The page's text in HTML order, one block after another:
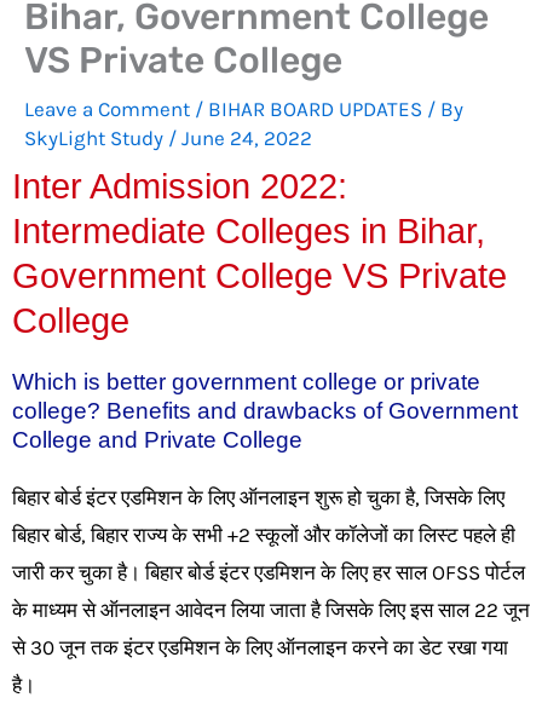
Bihar, Government College
VS Private College
Leave a Comment / BIHAR BOARD UPDATES / By
SkyLight Study / June 24, 2022
Inter Admission 2022:
Intermediate Colleges in Bihar,
Government College VS Private
College
Which is better government college or private
college? Benefits and drawbacks of Government
College and Private College
बिहार बोर्ड इंटर एडमिशन के लिए ऑनलाइन शुरू हो चुका है, जिसके लिए
बिहार बोर्ड, बिहार राज्य के सभी +2 स्कूलों और कॉलेजों का लिस्ट पहले ही
जारी कर चुका है। बिहार बोर्ड इंटर एडमिशन के लिए हर साल OFSS पोर्टल
के माध्यम से ऑनलाइन आवेदन लिया जाता है जिसके लिए इस साल 22 जून
से 30 जून तक इंटर एडमिशन के लिए ऑनलाइन करने का डेट रखा गया
है।